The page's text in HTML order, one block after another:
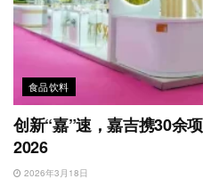
食品饮料
创新“嘉”速，嘉吉携30余
2026
2026年3月18日